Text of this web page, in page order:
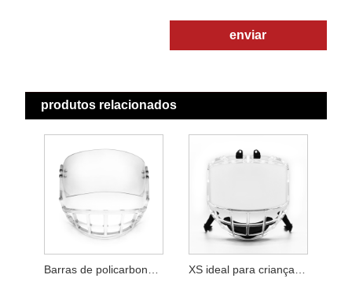
enviar
produtos relacionados